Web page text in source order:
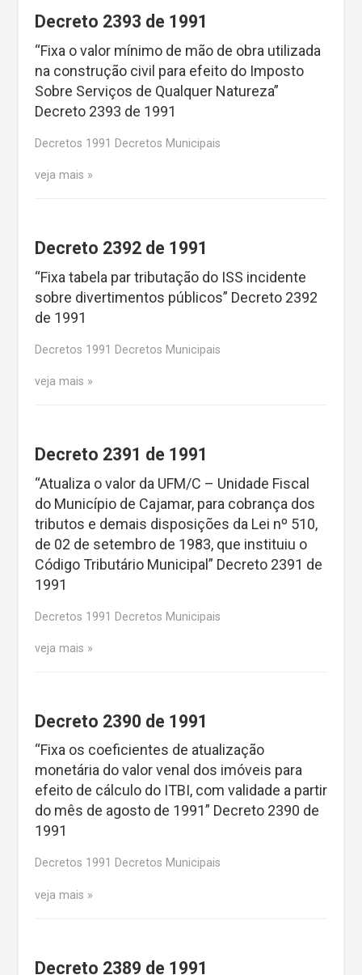
Decreto 2393 de 1991
“Fixa o valor mínimo de mão de obra utilizada
na construção civil para efeito do Imposto
Sobre Serviços de Qualquer Natureza”
Decreto 2393 de 1991
Decretos 1991 Decretos Municipais
veja mais
Decreto 2392 de 1991
“Fixa tabela par tributação do ISS incidente
sobre divertimentos públicos” Decreto 2392
de 1991
Decretos 1991 Decretos Municipais
veja mais
Decreto 2391 de 1991
“Atualiza o valor da UFM/C – Unidade Fiscal
do Município de Cajamar, para cobrança dos
tributos e demais disposições da Lei nº 510,
de 02 de setembro de 1983, que instituiu o
Código Tributário Municipal” Decreto 2391 de
1991
Decretos 1991 Decretos Municipais
veja mais
Decreto 2390 de 1991
“Fixa os coeficientes de atualização
monetária do valor venal dos imóveis para
efeito de cálculo do ITBI, com validade a partir
do mês de agosto de 1991” Decreto 2390 de
1991
Decretos 1991 Decretos Municipais
veja mais
Decreto 2389 de 1991